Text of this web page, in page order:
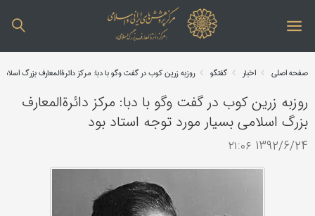
صفحه اصلی اخبار گفتگو روزبه زرین کوب در گفت وگو با دبا: مرکز دائرةالمعارف بزرگ
روزبه زرین کوب در گفت وگو با دبا: مرکز دائرةالمعارف
بزرگ اسلامی بسیار مورد توجه استاد بود
1392/6/24 ۲۱:۰۶